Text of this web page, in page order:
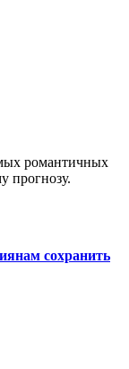
романтичных
прогнозу.
сохранить